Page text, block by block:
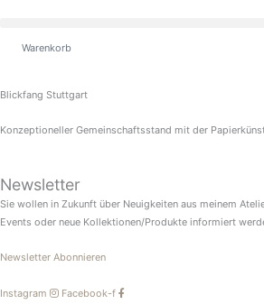
springenWarenkorb
Blickfang Stuttgart
Konzeptioneller Gemeinschaftsstand mit der
Newsletter
Sie wollen in Zukunft über Neuigkeiten aus meinem
Events oder neue Kollektionen/Produkte informiert
Newsletter Abonnieren
Instagram
Facebook-f